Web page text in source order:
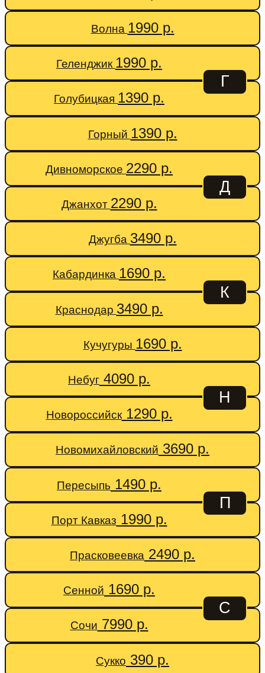
Волна 1990 р.
Г
Геленджик 1990 р.
Голубицкая 1390 р.
Горный 1390 р.
Д
Дивноморское 2290 р.
Джанхот 2290 р.
Джугба 3490 р.
К
Кабардинка 1690 р.
Краснодар 3490 р.
Кучугуры 1690 р.
Н
Небуг 4090 р.
Новороссийск1290 р.
Новомихайловский 3690 р.
П
Пересыпь 1490 р.
Порт Кавказ 1990 р.
Прасковеевка 2490 р.
С
Сенной 1690 р.
Сочи 7990 р.
Сукко 390 р.